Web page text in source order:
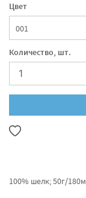
Цвет
Количество, шт.
100% шелк; 50г/180м